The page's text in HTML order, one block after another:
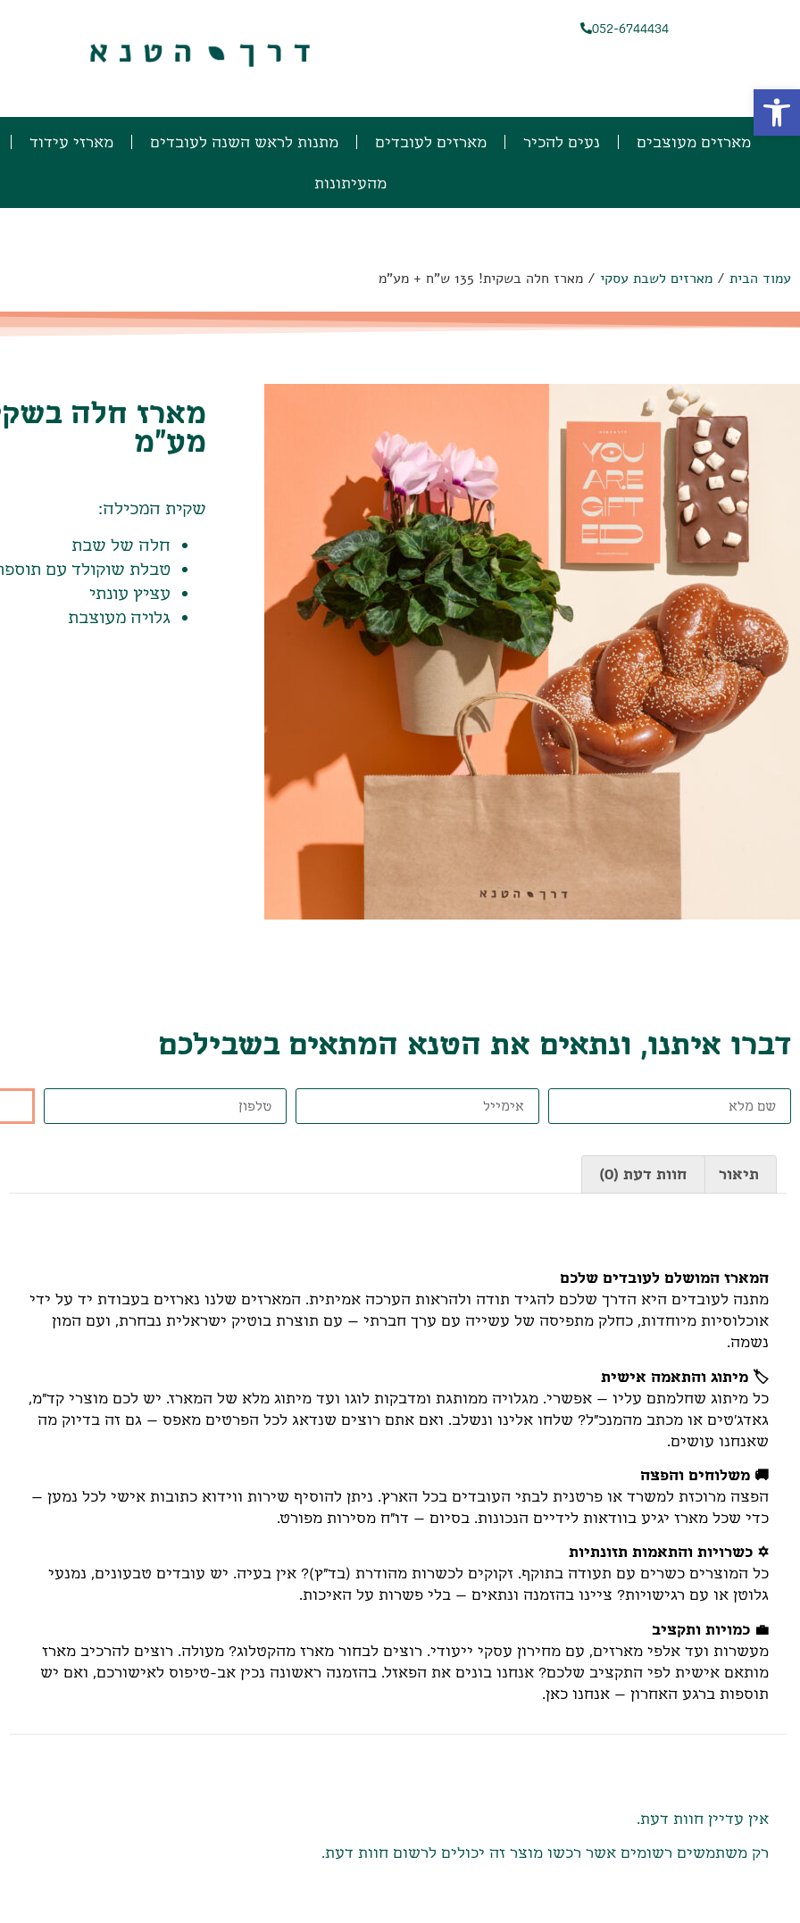
052-6744434
מארזים מעוצבים נעים להכיר מארזים לעובדים מתנות לראש השנה לעובדים מארזי עידוד
מהעיתונות
עמוד הבית / מארזים לשבת עסקי / מארז חלה בשקית! 135 ש"ח + מע"מ
מע"מ
שקית המכילה:
חלה של שבת
טבלת שוקולד עם
עציץ עונתי
גלויה מעוצבת
דברו איתנו, ונתאים את הטנא המתאים בשבילכם
תיאור חוות דעת (0)
המארז המושלם לעובדים שלכם
מתנה לעובדים היא הדרך שלכם להגיד תודה ולהראות הערכה אמיתית. המארזים שלנו נארזים בעבודת יד על ידי
אוכלוסיות מיוחדות, כחלק מתפיסה של עשייה עם ערך חברתי – עם תוצרת בוטיק ישראלית נבחרת, ועם המון
נשמה.
🏷️ מיתוג והתאמה אישית
כל מיתוג שחלמתם עליו – אפשרי. מגלויה ממותגת ומדבקות לוגו ועד מיתוג מלא של המארז. יש לכם מוצרי קד"מ,
גאדג'טים או מכתב מהמנכ"ל? שלחו אלינו ונשלב. ואם אתם רוצים שנדאג לכל הפרטים מאפס – גם זה בדיוק מה
שאנחנו עושים.
🚚 משלוחים והפצה
הפצה מרוכזת למשרד או פרטנית לבתי העובדים בכל הארץ. ניתן להוסיף שירות ווידוא כתובות אישי לכל נמען –
כדי שכל מארז יגיע בוודאות לידיים הנכונות. בסיום – דו"ח מסירות מפורט.
✡️ כשרויות והתאמות תזונתיות
כל המוצרים כשרים עם תעודה בתוקף. זקוקים לכשרות מהודרת (בד"ץ)? אין בעיה. יש עובדים טבעונים, נמנעי
גלוטן או עם רגישויות? ציינו בהזמנה ונתאים – בלי פשרות על האיכות.
💼 כמויות ותקציב
מעשרות ועד אלפי מארזים, עם מחירון עסקי ייעודי. רוצים לבחור מארז מהקטלוג? מעולה. רוצים להרכיב מארז
מותאם אישית לפי התקציב שלכם? אנחנו בונים את הפאזל. בהזמנה ראשונה נכין אב-טיפוס לאישורכם, ואם יש
תוספות ברגע האחרון – אנחנו כאן.
אין עדיין חוות דעת.
רק משתמשים רשומים אשר רכשו מוצר זה יכולים לרשום חוות דעת.
פתח סרגל נגישות